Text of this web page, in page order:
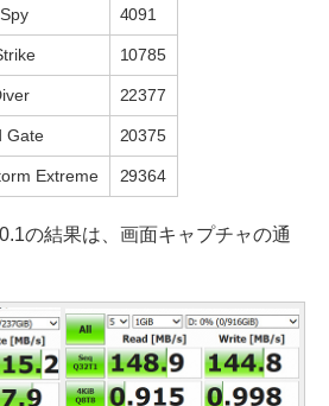
4091
10785
22377
Gate 20375
Extreme 29364
の結果は、画面キャプチャの通